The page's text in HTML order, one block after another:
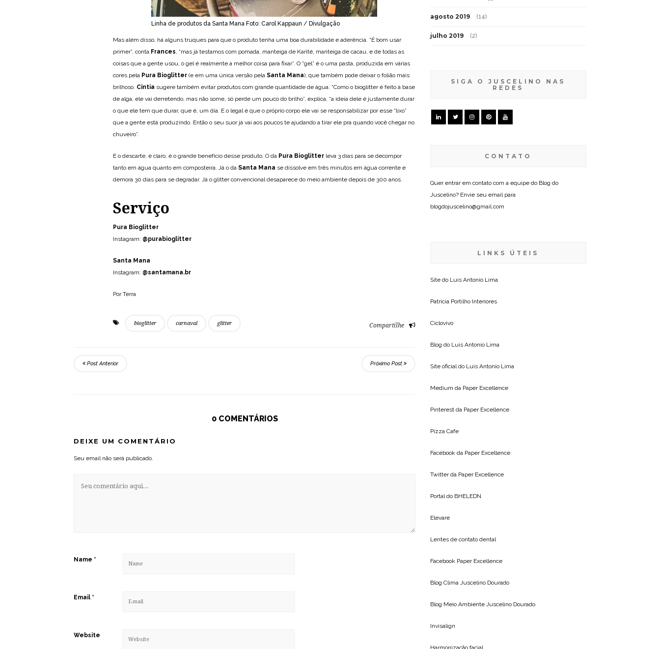
Linha de produtos da Santa Mana Foto: Carol Kappaun / Divulgação
Mas além disso, há alguns truques para que o produto tenha uma boa durabilidade e aderência. “É bom usar
primer”, conta Frances, “mas já testamos com pomada, manteiga de Karité, manteiga de cacau, e de todas as
coisas que a gente usou, o gel é realmente a melhor coisa para fixar”. O “gel” é o uma pasta, produzida em várias
cores pela Pura Bioglitter (e em uma única versão pela Santa Mana), que também pode deixar o folião mais
brilhoso. Cintia sugere também evitar produtos com grande quantidade de água. “Como o bioglitter é feito à base
de alga, ele vai derretendo, mas não some, só perde um pouco do brilho”, explica, “a ideia dele é justamente durar
o que ele tem que durar, que é, um dia. E o legal é que o próprio corpo ele vai se responsabilizar por esse “lixo”
que a gente está produzindo. Então o seu suor já vai aos poucos te ajudando a tirar ele pra quando você chegar no
chuveiro”.
E o descarte, é claro, é o grande benefício desse produto. O da Pura Bioglitter leva 3 dias para se decompor
tanto em água quanto em composteira. Já o da Santa Mana se dissolve em três minutos em água corrente e
demora 30 dias para se degradar. Já o glitter convencional desaparece do meio ambiente depois de 300 anos.
Serviço
Pura Bioglitter
Instagram: @purabioglitter
Santa Mana
Instagram: @santamana.br
Por Terra
bioglitter carnaval glitter Compartilhe
Post Anterior Próximo Post
0 COMENTÁRIOS
DEIXE UM COMENTÁRIO
Seu email não será publicado.
Name *
Email *
Website
agosto 2019 (14)
julho 2019 (2)
SIGA O JUSCELINO NAS
REDES
CONTATO
Quer entrar em contato com a equipe do Blog do
Juscelino? Envie seu email para
blogdojuscelino@gmail.com
LINKS ÚTEIS
Site do Luis Antonio Lima
Patricia Portilho Interiores
Ciclovivo
Blog do Luis Antonio Lima
Site oficial do Luis Antonio Lima
Medium da Paper Excellence
Pinterest da Paper Excellence
Pizza Cafe
Facebook da Paper Excellence
Twitter da Paper Excellence
Portal do BHELEDN
Elevare
Lentes de contato dental
Facebook Paper Excellence
Blog Clima Juscelino Dourado
Blog Meio Ambiente Juscelino Dourado
Invisalign
Harmonização facial